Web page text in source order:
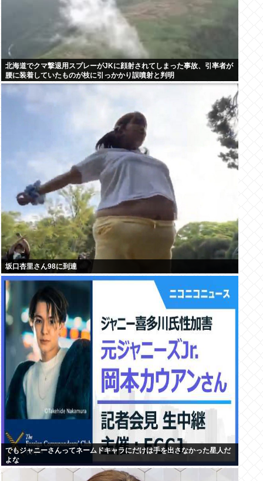
北海道でクマ撃退用スプレーがJKに顔射されてしまった事故、引率者が
腰に装着していたものが枝に引っかかり誤噴射と判明
坂口杏里さん98に到達
でもジャニーさんってネームドキャラにだけは手を出さなかった星人だ
よな